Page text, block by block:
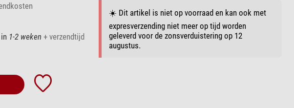
1-2 weken + verzendtijd
☀️ Dit artikel is niet op voorraad en kan ook met
expresverzending niet meer op tijd worden
geleverd voor de zonsverduistering op 12
augustus.